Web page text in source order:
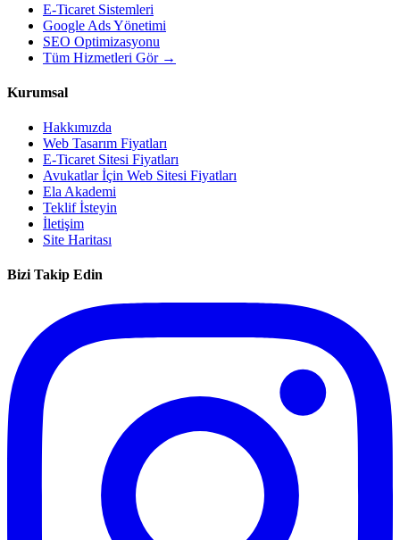
E-Ticaret Sistemleri
Google Ads Yönetimi
SEO Optimizasyonu
Tüm Hizmetleri Gör →
Kurumsal
Hakkımızda
Web Tasarım Fiyatları
E-Ticaret Sitesi Fiyatları
Avukatlar İçin Web Sitesi Fiyatları
Ela Akademi
Teklif İsteyin
İletişim
Site Haritası
Bizi Takip Edin